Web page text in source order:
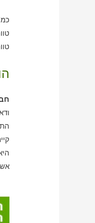
כמה
טווח
טווח